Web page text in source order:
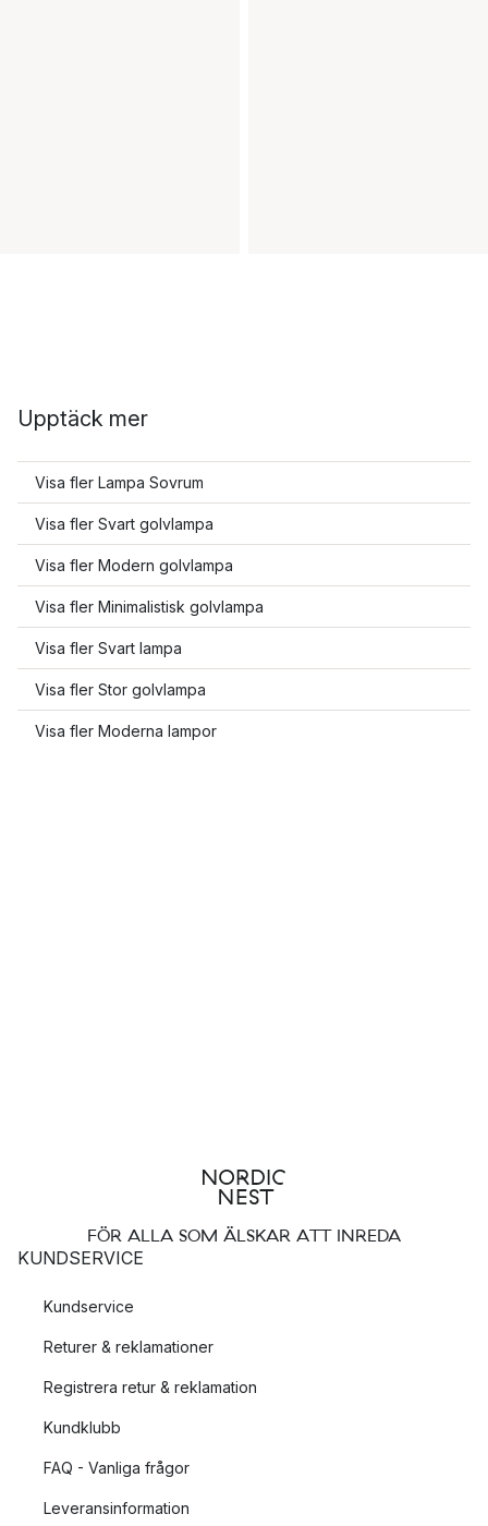
Upptäck mer
Visa fler Lampa Sovrum
Visa fler Svart golvlampa
Visa fler Modern golvlampa
Visa fler Minimalistisk golvlampa
Visa fler Svart lampa
Visa fler Stor golvlampa
Visa fler Moderna lampor
FÖR ALLA SOM ÄLSKAR ATT INREDA
KUNDSERVICE
Kundservice
Returer & reklamationer
Registrera retur & reklamation
Kundklubb
FAQ - Vanliga frågor
Leveransinformation